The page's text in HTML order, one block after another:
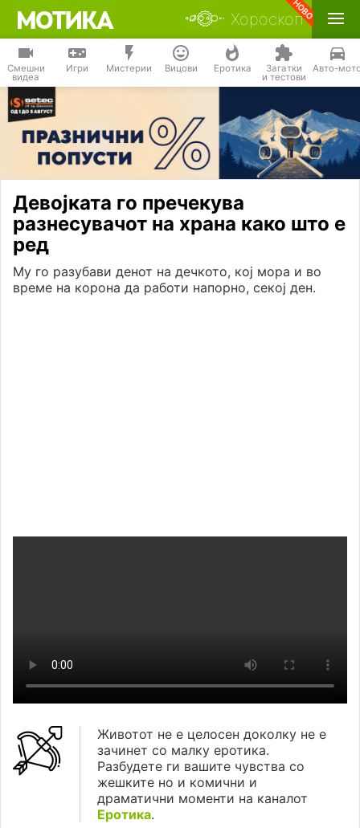
Хороскоп
Смешни
видеа
Игри Мистерии Вицови Еротика Загатки
и тестови
Авто-
Девојката го пречекува
разнесувачот на храна како што е
ред
Му го разубави денот на дечкото, кој мора и во
време на корона да работи напорно, секој ден.
Животот не е целосен доколку не е
зачинет со малку еротика.
Разбудете ги вашите чувства со
жешките но и комични и
драматични моменти на каналот
Еротика.